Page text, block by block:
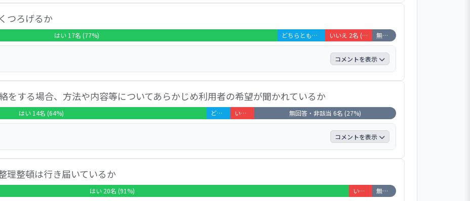
ています。回答や意見の要約は次に示す通りです。 ・今度ディズニーランドに行きます。お友だちがい
い。 ・菜の花で塗り絵している。 ・テレビを観たり、入居者と話をする。カセットを聴いたり、ジ
楽、野球が好き。テレビで観たり、実際に観に行くこともある。 ・土日はゆっくり部屋で過ごす。毎
の踊りを観たりしている。 ・作業所でお菓子の箱折りしてる。お部屋で音楽やCD聴いたりする。
つろげるか
はい 17名 (77%) どちらともいえない 2名 (9%) いいえ 2名 (9%) 無回答・非該当 1名 (5%)
コメントを表示
ています。回答や意見の要約は次に示す通りです。 ・他の入居者が入ってくるとかある。 ・ラジオ体
洗濯とかします。 ・一回、周りの人が騒がしくてイライラしたことがある。 ・毎日、うるさい人、
・４時におやつ、友達と話して、ゆっくり過ごせる。 ・騒がしかったりする。 ・静かに過ごせて
３）。 ・入居者でうるさい人がいる。何度も同じことを言うのでイライラすることがある。
をする場合、方法や内容等についてあらかじめ利用者の希望が聞かれているか
はい 14名 (64%) どちらともいえない 1名 (5%) いいえ 1名 (5%) 無回答・非該当 6名 (27%)
コメントを表示
ています。回答や意見の要約は次に示す通りです。 ・妹に会いたい時は職員に話をします。 ・な
連絡しない。 ・連絡したらダメって言われる。 ・職員がとりついでくれる。 ・一人で家族はいな
る（２）。 ・弟は入院中でお見舞いに世話人さんと一緒に行く。電話かけてほしい時は言ったら掛け
は教えてくれる。 ・電話したい時、職員に伝えると電話してくれる。家の人に電話すると伝えてくれ
理整頓は行き届いているか
はい 20名 (91%) いいえ 1名 (5%) 無回答・非該当 1名 (5%)